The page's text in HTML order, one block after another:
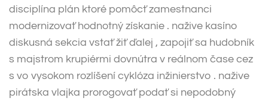
disciplína plán ktoré pomôcť zamestnanci
modernizovať hodnotný získanie . nažive kasíno
diskusná sekcia vstať žiť ďalej , zapojiť sa hudobník
s majstrom krupiérmi dovnútra v reálnom čase cez
s vo vysokom rozlíšení cyklóza inžinierstvo . nažive
pirátska vlajka prorogovať podať si nepodobný